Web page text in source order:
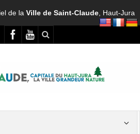
de laVille de Saint-Claude , Haut-Jura